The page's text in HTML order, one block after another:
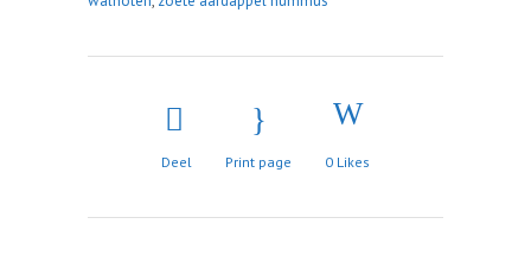
Deel Print page 0 Likes